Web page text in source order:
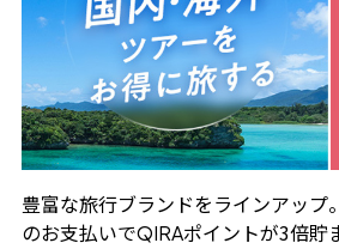
豊富な旅行ブランドをラインアップ
のお支払いでQIRAポイントが3倍貯